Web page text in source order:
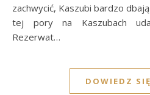
zachwycić, Kaszubi bardzo
tej pory na Kaszubach
Rezerwat…
DOWIEDZ